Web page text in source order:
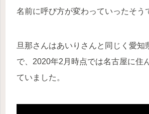
名前に呼び方が変わっていったそう
旦那さんはあいりさんと同じく愛知
で、2020年2月時点では名古屋に住
ていました。